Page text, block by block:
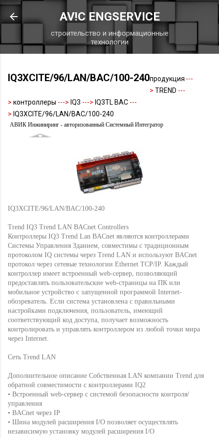
К основному контенту
AV!C ENGSERVICE
строительство и информационные
технологии
IQ3XCITE/96/LAN/BAC/100-240продукция ---
> TREND ---
> контроллеры ---> IQ3 ---> IQ3TL BAC ---
> IQ3XCITE/96/LAN/BAC/100-240
АВИК Инжиниринг - авторизованный Системный Интегратор
IQ3XCITE/96/LAN/BAC/100-240
Trend IQ3 Trend LAN BACnet Controllers
Контроллеры IQ3 Trend Lan BACnet являются контроллерами
Системы Управления Зданием, совместимы с традиционным
протоколом IQ системы через Trend LAN и используют BACnet
протокол через сетевые технологии Ethernet TCP/IP. Каждый
контроллер имеет встроенный web-сервер, позволяющий
предоставлять пользовательские web-страницы на ПК или
мобильное устройство с запущенной программой Internet-
обозреватель. Если система установлена с правильными
настройками подключения, пользователь, имеющий
соответствующий код доступа, получает возможность
контролировать и управлять контроллером из любой точки мира
через Internet.
Сеть Trend LAN
Дополнительное описание Собственная LAN компании Trend для
обратной совместимости с контроллерами IQ2
• Встроенный web-сервер с системой безопасности контроля/
управления
• BACnet через IP
• Шина модулей расширения I/O позволяет осуществлять
независимую установку модулей расширения I/O